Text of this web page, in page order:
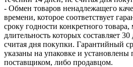
- Обмен товаров ненадлежащего
времени, которое соответствует
сроку годности конкретного
длительность которых составляет
считая дня покупки. Гарантийный
указаны на упаковке и установлены
поставщиком, либо продавцом.